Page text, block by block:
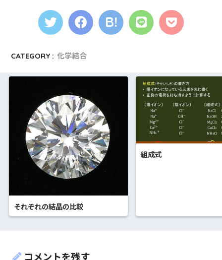
CATEGORY : 化学結合
それぞれの結晶の比較
組成式
コメントを残す